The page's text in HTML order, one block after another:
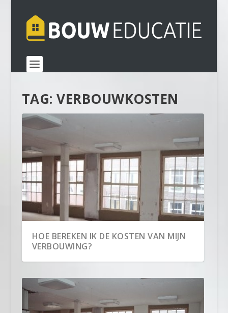
TAG:VERBOUWKOSTEN
HOE BEREKEN IK DE KOSTEN VAN MIJN
VERBOUWING?